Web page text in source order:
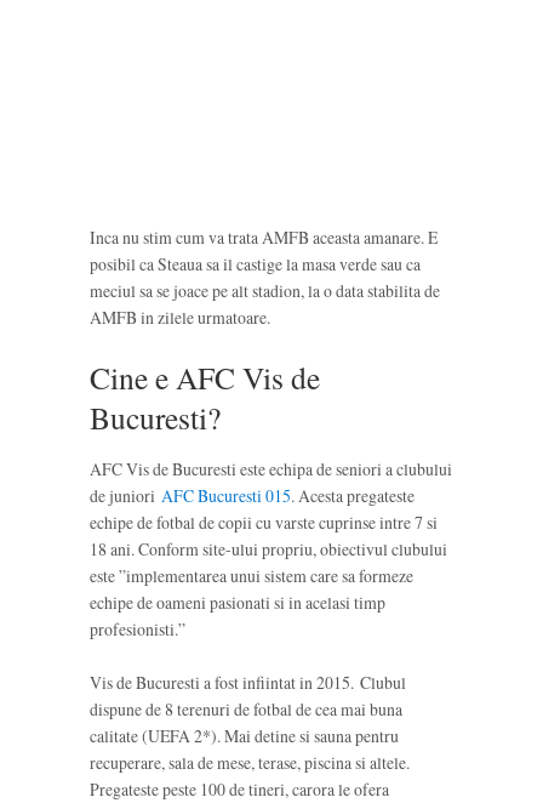
Inca nu stim cum va trata AMFB aceasta amanare. E
posibil ca Steaua sa il castige la masa verde sau ca
meciul sa se joace pe alt stadion, la o data stabilita de
AMFB in zilele urmatoare.
Cine e AFC Vis de
Bucuresti?
AFC Vis de Bucuresti este echipa de seniori a clubului
de juniori AFC Bucuresti 015. Acesta pregateste
echipe de fotbal de copii cu varste cuprinse intre 7 si
18 ani. Conform site-ului propriu, obiectivul clubului
este ”implementarea unui sistem care sa formeze
echipe de oameni pasionati si in acelasi timp
profesionisti.”
Vis de Bucuresti a fost infiintat in 2015. Clubul
dispune de 8 terenuri de fotbal de cea mai buna
calitate (UEFA 2*). Mai detine si sauna pentru
recuperare, sala de mese, terase, piscina si altele.
Pregateste peste 100 de tineri, carora le ofera